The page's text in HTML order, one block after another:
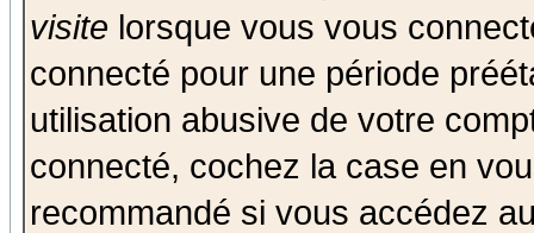
visite lorsque vous vous
connecté pour une période
utilisation abusive de votre
connecté, cochez la case en
recommandé si vous accédez